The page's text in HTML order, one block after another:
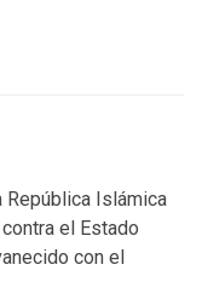
en contra
República Islámica
el Estado
con el